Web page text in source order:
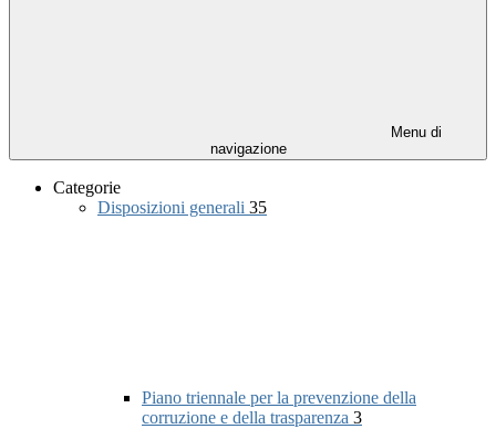
Menu di
navigazione
Categorie
Disposizioni generali 35
Piano triennale per la prevenzione della
corruzione e della trasparenza 3